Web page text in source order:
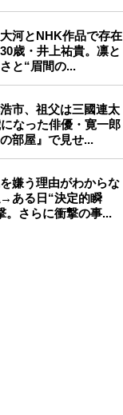
河とNHK作品で存在
歳・井上祐貴。凛と
と“眉間の...
市、祖父は三國連太
なった俳優・寛一郎
部屋』で見せ...
嫌う理由がわからな
ある日“決定的瞬
。さらに衝撃の事...